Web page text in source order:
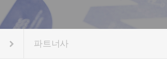
파트너사